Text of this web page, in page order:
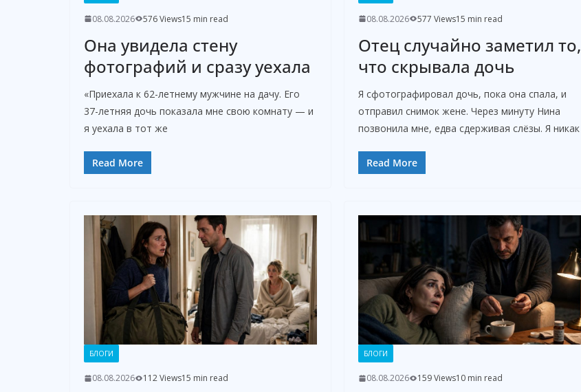
08.08.2026 576 Views15 min read
Она увидела стену
фотографий и сразу уехала
«Приехала к 62-летнему мужчине на дачу. Его
37-летняя дочь показала мне свою комнату — и
я уехала в тот же
Read More
08.08.2026 577 Views15 min read
Отец случайно заметил то,
что скрывала дочь
Я сфотографировал дочь, пока она спала, и
отправил снимок жене. Через минуту Нина
позвонила мне, едва сдерживая слёзы. Я никак
Read More
БЛОГИ
08.08.2026 112 Views15 min read
БЛОГИ
08.08.2026 159 Views10 min read